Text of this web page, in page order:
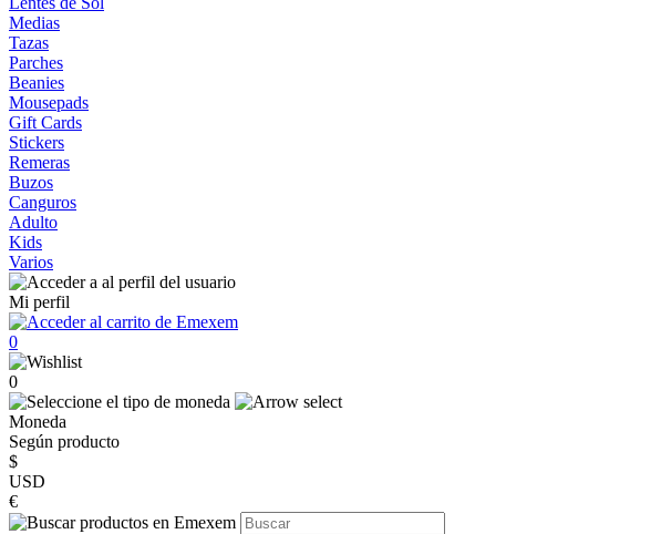
Medias
Tazas
Parches
Beanies
Mousepads
Gift Cards
Stickers
Remeras
Buzos
Canguros
Adulto
Kids
Varios
Mi perfil
0
0
Moneda
Según producto
$
USD
€